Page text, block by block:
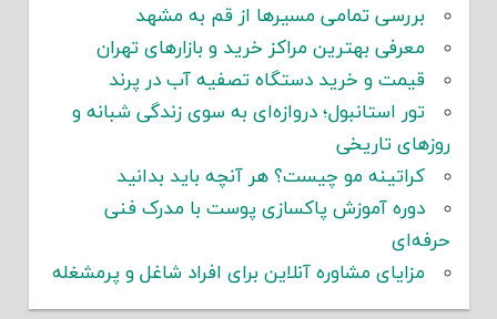
بررسی تمامی مسیرها از قم به مشهد
معرفی بهترین مراکز خرید و بازارهای تهران
قیمت و خرید دستگاه تصفیه آب در پرند
تور استانبول؛ دروازه‌ای به سوی زندگی شبانه و
روزهای تاریخی
کراتینه مو چیست؟ هر آنچه باید بدانید
دوره آموزش پاکسازی پوست با مدرک فنی
حرفه‌ای
مزایای مشاوره آنلاین برای افراد شاغل و پرمشغله